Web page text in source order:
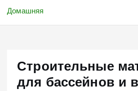
Домашняя
Строительные
для бассейнов и